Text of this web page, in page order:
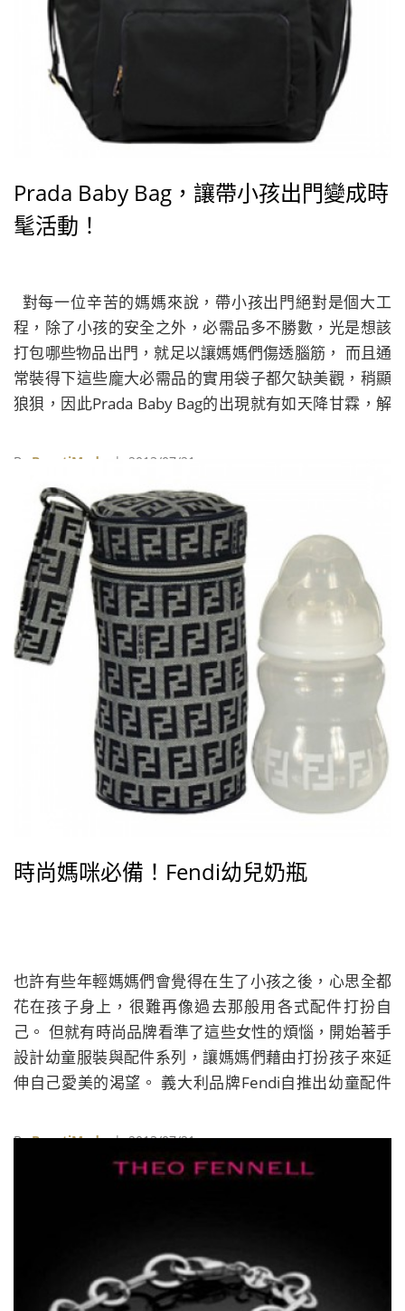
Prada Baby Bag，讓帶小孩出門變成時
髦活動！
對每一位辛苦的媽媽來說，帶小孩出門絕對是個大工
程，除了小孩的安全之外，必需品多不勝數，光是想該
打包哪些物品出門，就足以讓媽媽們傷透腦筋， 而且通
常裝得下這些龐大必需品的實用袋子都欠缺美觀，稍顯
狼狽，因此Prada Baby Bag的出現就有如天降甘霖，解
污，內外皆有多個口袋方便整齊收納物品，讓帶小孩出
By BeautiMode | 2013/07/21
時尚媽咪必備！Fendi幼兒奶瓶
也許有些年輕媽媽們會覺得在生了小孩之後，心思全都
花在孩子身上，很難再像過去那般用各式配件打扮自
己。 但就有時尚品牌看準了這些女性的煩惱，開始著手
設計幼童服裝與配件系列，讓媽媽們藉由打扮孩子來延
伸自己愛美的渴望。 義大利品牌Fendi自推出幼童配件
商品樣式，除了常見的服裝配件之外，幼兒必備的奶瓶
也在這個商品線之列。 造型圓潤的奶瓶還附上了印有顯
著商標的瓶套裝進閃耀著Fendi奪目的識別黃盒內，讓育
ByBeautiMode| 2013/07/21